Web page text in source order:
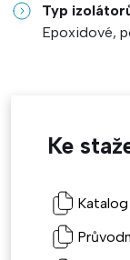
Typ
Epoxidové,
Ke
Katalog